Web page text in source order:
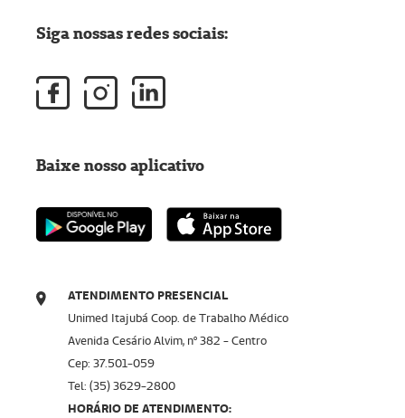
ATENDIMENTO PRESENCIAL
Unimed Itajubá Coop. de Trabalho Médico
Avenida Cesário Alvim, nº 382 - Centro
Cep: 37.501-059
Tel: (35) 3629-2800
HORÁRIO DE ATENDIMENTO:
Siga nossas redes sociais:
Baixe nosso aplicativo